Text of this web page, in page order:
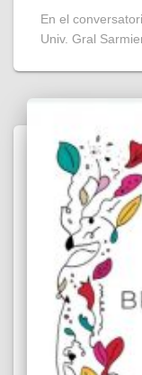
En el
Univ. Gral